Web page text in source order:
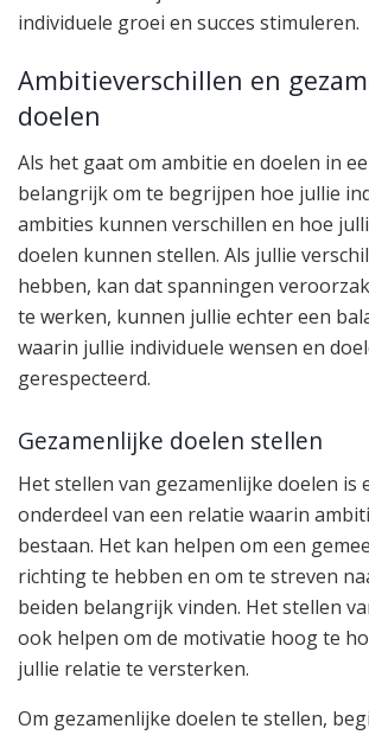
individuele groei en succes stimuleren.
Ambitieverschillen en
doelen
Als het gaat om ambitie en doelen in
belangrijk om te begrijpen hoe jullie
ambities kunnen verschillen en hoe
doelen kunnen stellen. Als jullie
hebben, kan dat spanningen
te werken, kunnen jullie echter een
waarin jullie individuele wensen en
gerespecteerd.
Gezamenlijke doelen stellen
Het stellen van gezamenlijke doelen is
onderdeel van een relatie waarin
bestaan. Het kan helpen om een
richting te hebben en om te streven
beiden belangrijk vinden. Het stellen
ook helpen om de motivatie hoog te
jullie relatie te versterken.
Om gezamenlijke doelen te stellen,